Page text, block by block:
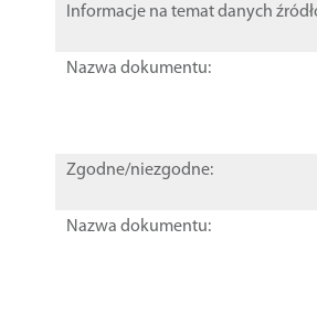
Informacje na temat danych
Nazwa dokumentu:
Zgodne/niezgodne:
Nazwa dokumentu: